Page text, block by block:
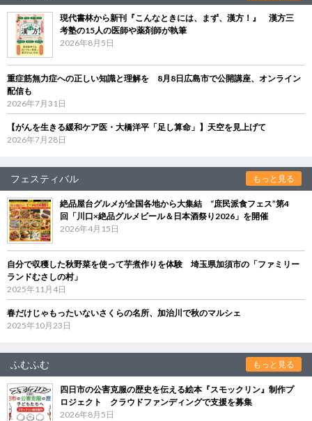
現代書林から新刊『こんなときには、まず、漢方！』 漢方三
考塾の15人の医師や薬剤師が執筆
2026年8月5日
重症筋無力症への正しい知識と理解を 8月8日広島市で公開講座、オンライン
配信も
2026年7月31日
【がんを生きる緩和ケア医・大橋洋平「足し算命」】天空を見上げて
2026年7月28日
フェスティバル もっと見る
絶品屋台グルメが全国各地から大集結 “庶民派食フェス”第4
回「川口×絶品グルメビール＆日本酒祭り2026」を開催
2026年4月15日
自分で収穫した秋野菜を使って芋煮作りを体験 埼玉県加須市の「ファミリー
ランドむさしの村」
2025年11月4日
春だけじゃもったいないさくらの名所、加治川で秋のマルシェ
2025年10月23日
ふむふむ もっと見る
四日市の公害克服の歴史を伝える絵本『スモックリン』制作プ
ロジェクト クラウドファンディングで支援を募集
2026年8月5日